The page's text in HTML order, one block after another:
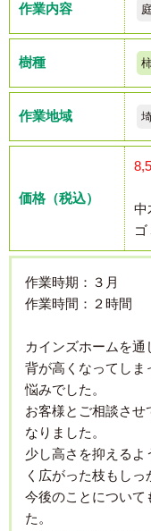
作業内容
樹種
作業地域
価格（税込）
中
作業時期：３月
作業時間：２時間
カインズホームを通
背が高くなってしま
悩みでした。
お客様とご相談させ
なりました。
少し高さを抑える
く広がった枝もしっ
今後のことについて
た。